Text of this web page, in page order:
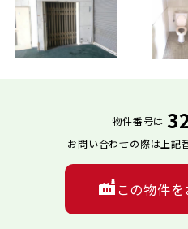
物件番号は
お問い合わせの際は上記
この物件